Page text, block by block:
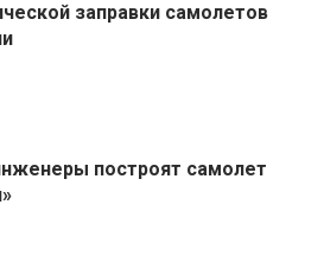
заправки самолетов
построят самолет